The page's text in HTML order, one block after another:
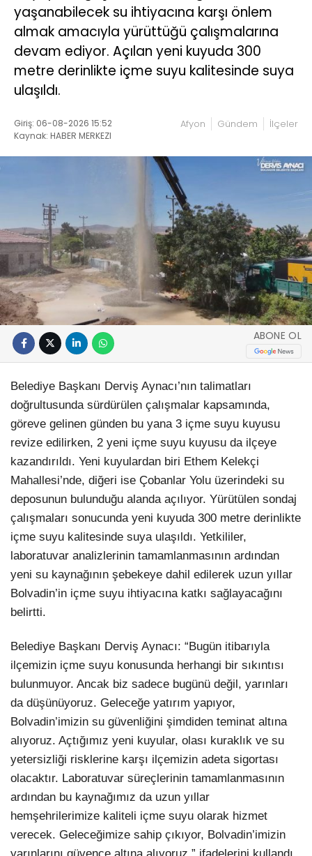
yaşanabilecek su ihtiyacına karşı önlem
almak amacıyla yürüttüğü çalışmalarına
devam ediyor. Açılan yeni kuyuda 300
metre derinlikte içme suyu kalitesinde suya
ulaşıldı.
Giriş: 06-08-2026 15:52
Kaynak: HABER MERKEZI
Afyon Gündem İlçeler
ABONE OL
Belediye Başkanı Derviş Aynacı’nın talimatları
doğrultusunda sürdürülen çalışmalar kapsamında,
göreve gelinen günden bu yana 3 içme suyu kuyusu
revize edilirken, 2 yeni içme suyu kuyusu da ilçeye
kazandırıldı. Yeni kuyulardan biri Ethem Kelekçi
Mahallesi’nde, diğeri ise Çobanlar Yolu üzerindeki su
deposunun bulunduğu alanda açılıyor. Yürütülen sondaj
çalışmaları sonucunda yeni kuyuda 300 metre derinlikte
içme suyu kalitesinde suya ulaşıldı. Yetkililer,
laboratuvar analizlerinin tamamlanmasının ardından
yeni su kaynağının şebekeye dahil edilerek uzun yıllar
Bolvadin’in içme suyu ihtiyacına katkı sağlayacağını
belirtti.
Belediye Başkanı Derviş Aynacı: “Bugün itibarıyla
ilçemizin içme suyu konusunda herhangi bir sıkıntısı
bulunmuyor. Ancak biz sadece bugünü değil, yarınları
da düşünüyoruz. Geleceğe yatırım yapıyor,
Bolvadin’imizin su güvenliğini şimdiden teminat altına
alıyoruz. Açtığımız yeni kuyular, olası kuraklık ve su
yetersizliği risklerine karşı ilçemizin adeta sigortası
olacaktır. Laboratuvar süreçlerinin tamamlanmasının
ardından bu kaynağımız da uzun yıllar
hemşehrilerimize kaliteli içme suyu olarak hizmet
verecek. Geleceğimize sahip çıkıyor, Bolvadin’imizin